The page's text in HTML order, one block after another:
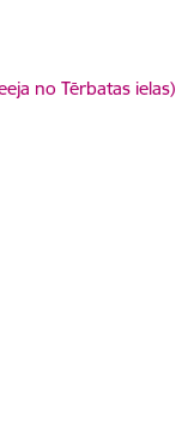
no Tērbatas ielas)